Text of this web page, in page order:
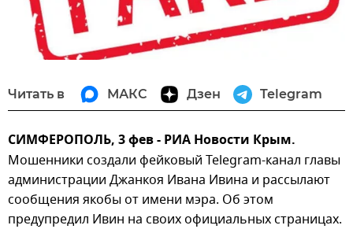
Читать в МАКС Дзен Telegram
СИМФЕРОПОЛЬ, 3 фев - РИА Новости Крым.
Мошенники создали фейковый Telegram-канал главы
администрации Джанкоя Ивана Ивина и рассылают
сообщения якобы от имени мэра. Об этом
предупредил Ивин на своих официальных страницах.